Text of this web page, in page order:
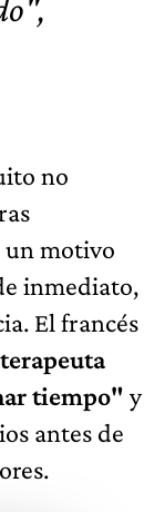
no
un motivo
inmediato,
El francés
tiempo" y
antes de